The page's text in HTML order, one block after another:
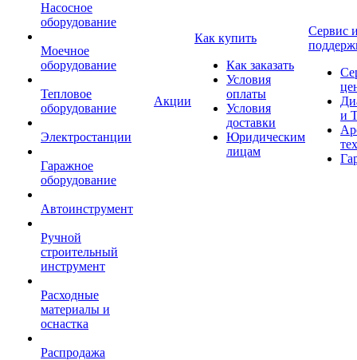
Насосное
оборудование
Моечное
оборудование
Тепловое
оборудование
Электростанции
Гаражное
оборудование
Автоинструмент
Ручной
строительный
инструмент
Расходные
материалы и
оснастка
Распродажа
Акции
Как купить
Как заказать
Условия
оплаты
Условия
доставки
Юридическим
лицам
Сервис
и